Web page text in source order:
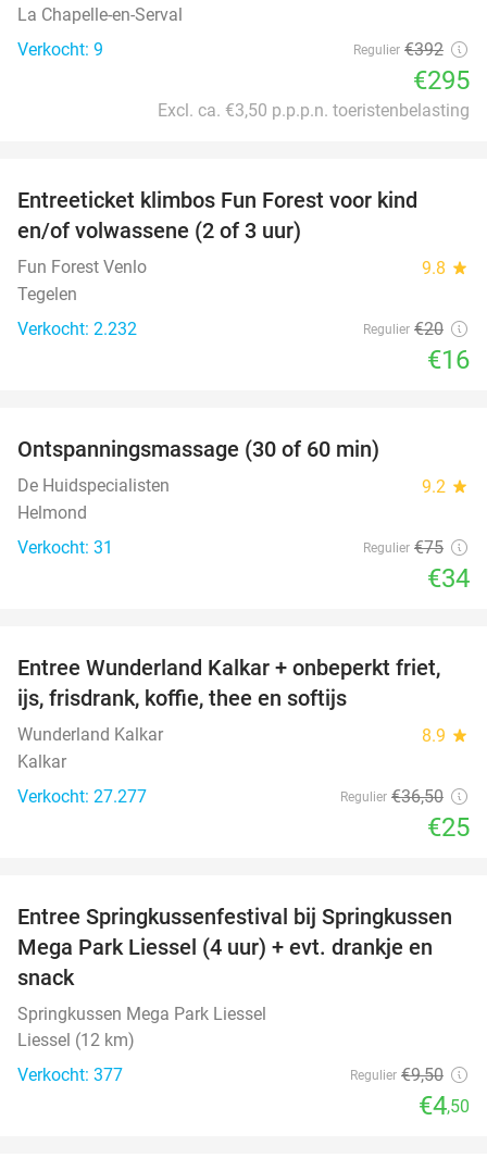
La Chapelle-en-Serval
Verkocht: 9
Regulier €392
€295
Excl. ca. €3,50 p.p.p.n. toeristenbelasting
Entreeticket klimbos Fun Forest voor kind
en/of volwassene (2 of 3 uur)
Fun Forest Venlo 9.8 star
Tegelen
Verkocht: 2.232
Regulier €20
€16
Ontspanningsmassage (30 of 60 min)
De Huidspecialisten 9.2 star
Helmond
Verkocht: 31
Regulier €75
€34
32%
Entree Wunderland Kalkar + onbeperkt friet,
ijs, frisdrank, koffie, thee en softijs
Wunderland Kalkar 8.9 star
Kalkar
Verkocht: 27.277
Regulier €36,50
€25
53%
Entree Springkussenfestival bij Springkussen
Mega Park Liessel (4 uur) + evt. drankje en
snack
Springkussen Mega Park Liessel
Liessel (12 km)
Verkocht: 377
Regulier €9,50
€4,50